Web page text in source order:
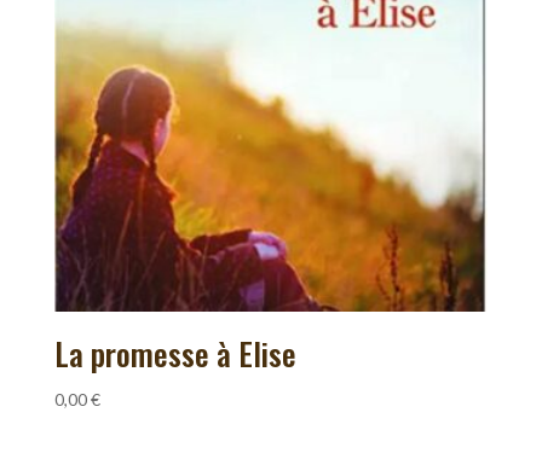
La promesse à Elise
0,00€